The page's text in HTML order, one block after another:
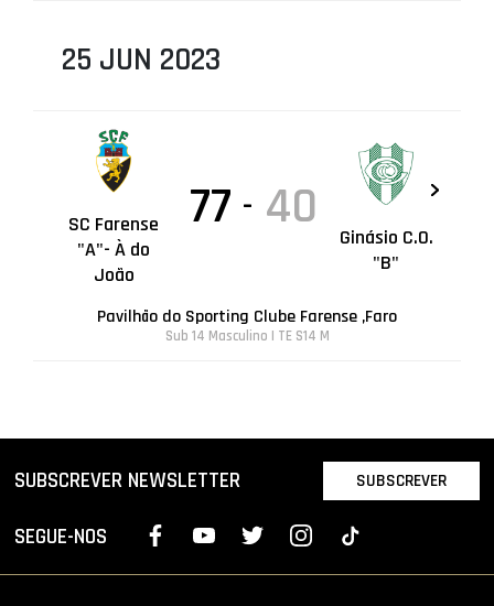
25 JUN 2023
SC Farense
"A"- À do
João
77 - 40
Ginásio C.O.
"B"
Pavilhão do Sporting Clube Farense ,Faro
Sub 14 Masculino | TE S14 M
SUBSCREVER NEWSLETTER SUBSCREVER
SEGUE-NOS